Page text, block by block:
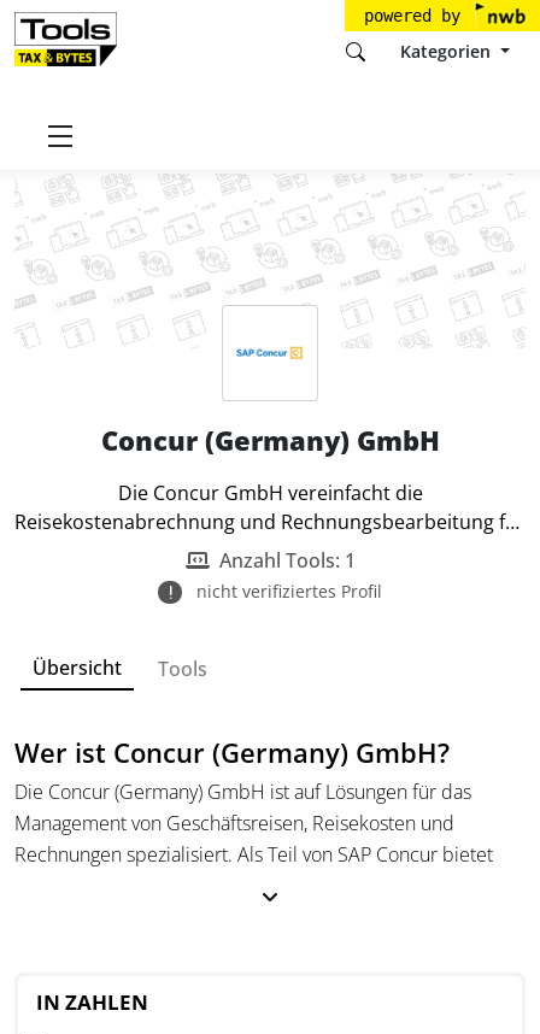
powered by
Kategorien
Startseite
Concur (Germany) GmbH
Die Concur GmbH vereinfacht die
Reisekostenabrechnung und Rechnungsbearbeitung für
Unternehmen.
Anzahl Tools: 1
nicht verifiziertes Profil
Übersicht Tools
Wer ist Concur (Germany) GmbH?
Die Concur (Germany) GmbH ist auf Lösungen für das
Management von Geschäftsreisen, Reisekosten und
Rechnungen spezialisiert. Als Teil von SAP Concur bietet
IN ZAHLEN